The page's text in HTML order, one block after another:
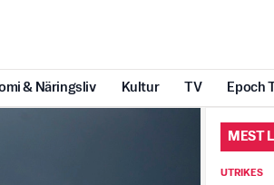
& Näringsliv Kultur TV Epoch
MEST
UTRIKES